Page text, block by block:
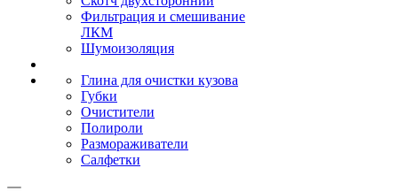
Фильтрация и смешивание
ЛКМ
Шумоизоляция
Глина для очистки кузова
Губки
Очистители
Полироли
Размораживатели
Салфетки